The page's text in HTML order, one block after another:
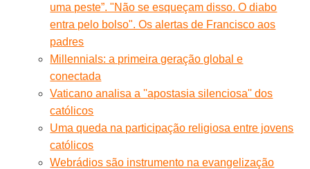
uma peste”. "Não se esqueçam disso. O diabo
entra pelo bolso". Os alertas de Francisco aos
padres
Millennials: a primeira geração global e
conectada
Vaticano analisa a ''apostasia silenciosa'' dos
católicos
Uma queda na participação religiosa entre jovens
católicos
Webrádios são instrumento na evangelização